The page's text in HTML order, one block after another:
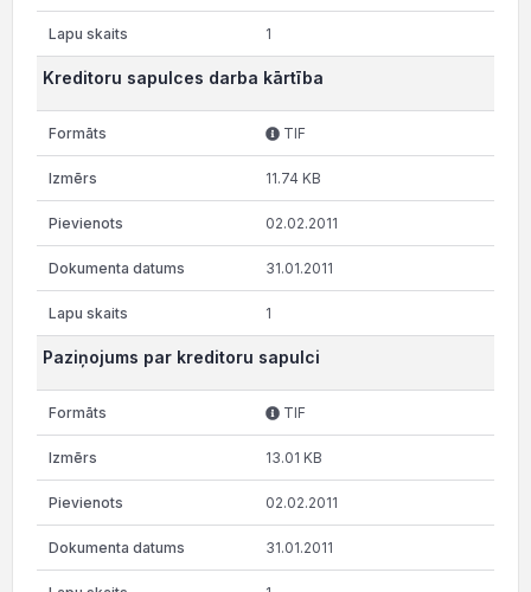
1
Kreditoru sapulces darba kārtība
TIF
11.74 KB
02.02.2011
31.01.2011
1
Paziņojums par kreditoru sapulci
TIF
13.01 KB
02.02.2011
31.01.2011